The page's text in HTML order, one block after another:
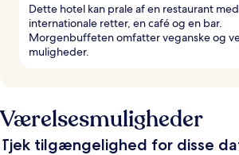
Dette hotel kan prale af en restaurant
internationale retter, en café og en bar.
Morgenbuffeten omfatter veganske og
muligheder.
Værelsesmuligheder
Tjek tilgængelighed for disse